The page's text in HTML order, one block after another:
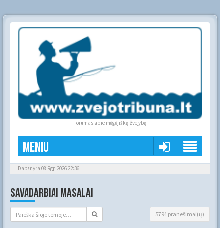
Forumas apie mėgėjišką žvejybą
Meniu
Dabar yra 08 Rgp 2026 22:36
SAVADARBIAI MASALAI
5794 pranešimai(ų)